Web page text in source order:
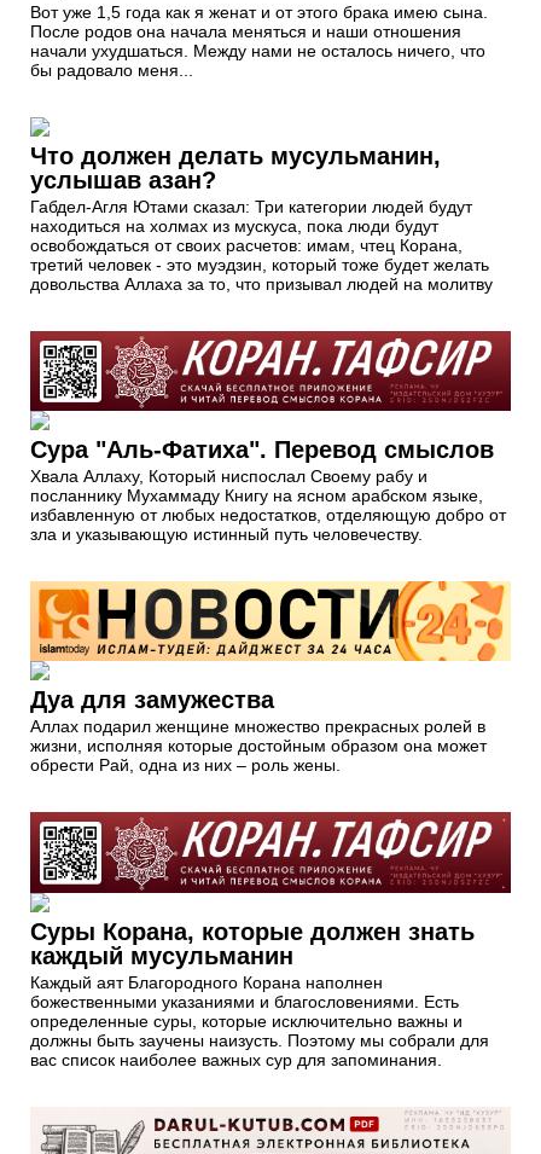
Вот уже 1,5 года как я женат и от этого брака имею сына.
После родов она начала меняться и наши отношения
начали ухудшаться. Между нами не осталось ничего, что
бы радовало меня...
Что должен делать мусульманин,
услышав азан?
Габдел-Агля Ютами сказал: Три категории людей будут
находиться на холмах из мускуса, пока люди будут
освобож­даться от своих расчетов: имам, чтец Корана,
третий человек - это муэдзин, который тоже будет желать
довольства Аллаха за то, что призывал людей на молитву
Сура "Аль-Фатиха". Перевод смыслов
Хвала Аллаху, Который ниспослал Своему рабу и
посланнику Мухаммаду Книгу на ясном арабском языке,
избавленную от любых недостатков, отделяющую добро от
зла и указывающую истинный путь человечеству.
Дуа для замужества
Аллах подарил женщине множество прекрасных ролей в
жизни, исполняя которые достойным образом она может
обрести Рай, одна из них – роль жены.
Суры Корана, которые должен знать
каждый мусульманин
Каждый аят Благородного Корана наполнен
божественными указаниями и благословениями. Есть
определенные суры, которые исключительно важны и
должны быть заучены наизусть. Поэтому мы собрали для
вас список наиболее важных сур для запоминания.